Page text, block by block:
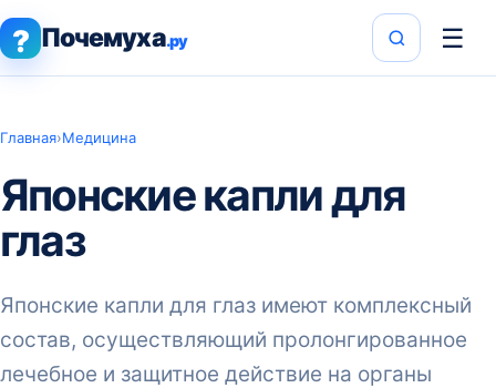
? Почемуха.ру ☰
Главная›Медицина
Японские капли для
глаз
Японские капли для глаз имеют комплексный
состав, осуществляющий пролонгированное
лечебное и защитное действие на органы